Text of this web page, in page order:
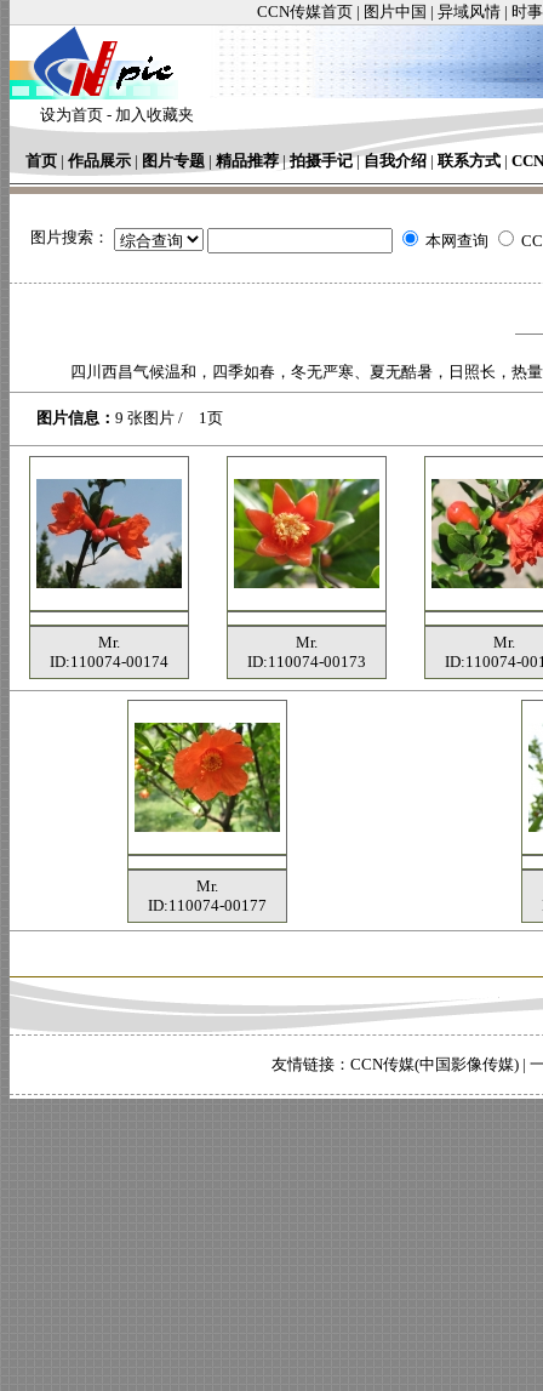
CCN传媒首页 | 图片中国 | 异域风情 | 时
设为首页 - 加入收藏夹
首页 | 作品展示 | 图片专题 | 精品推荐|拍摄手记|自我介绍 | 联系方式 |
图片搜索： 本网查询
四川西昌气候温和，四季如春，冬无严寒、夏无酷暑，日照长，热
图片信息： 9 张图片 / 1页
Mr.
ID:110074-00174
Mr.
ID:110074-00173
Mr.
ID:110074-
Mr.
ID:110074-00177
友情链接： CCN传媒(中国影像传媒) |